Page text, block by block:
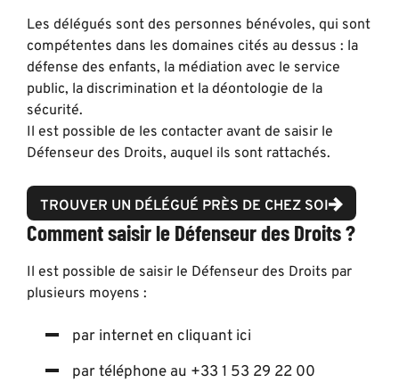
Les délégués sont des personnes bénévoles, qui sont
compétentes dans les domaines cités au dessus : la
défense des enfants, la médiation avec le service
public, la discrimination et la déontologie de la
sécurité.
Il est possible de les contacter avant de saisir le
Défenseur des Droits, auquel ils sont rattachés.
TROUVER UN DÉLÉGUÉ PRÈS DE CHEZ SOI
Comment saisir le Défenseur des Droits ?
Il est possible de saisir le Défenseur des Droits par
plusieurs moyens :
par internet en cliquant ici
par téléphone au +33 1 53 29 22 00